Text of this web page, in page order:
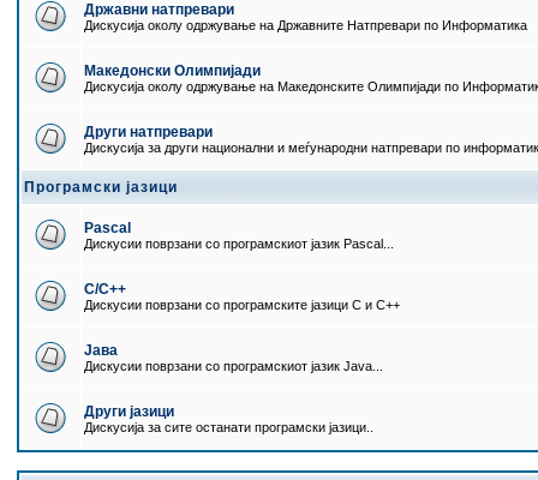
Државни натпревари
Дискусија околу одржување на Државните Натпревари по Информатика
Македонски Олимпијади
Дискусија околу одржување на Македонските Олимпијади по
Други натпревари
Дискусија за други национални и меѓународни натпревари по
Програмски јазици
Pascal
Дискусии поврзани со програмскиот јазик Pascal...
C/C++
Дискусии поврзани со програмските јазици C и C++
Јава
Дискусии поврзани со програмскиот јазик Java...
Други јазици
Дискусија за сите останати програмски јазици..